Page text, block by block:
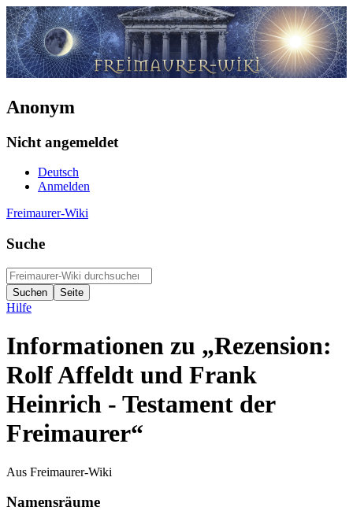
Anonym
Nicht angemeldet
Deutsch
Anmelden
Freimaurer-Wiki
Suche
Hilfe
Informationen zu „Rezension:
Rolf Affeldt und Frank
Heinrich - Testament der
Freimaurer“
Aus Freimaurer-Wiki
Namensräume